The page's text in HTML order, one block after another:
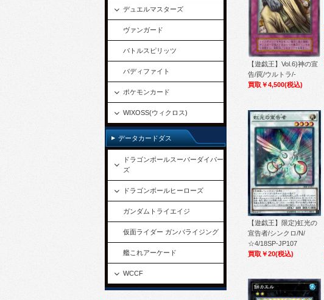
【遊戯王】Vol.6)神の宣
告/罠/ウルトラ/-
買取￥4,500(税込)
【遊戯王】限定)虹光の
宣告者/シンクロ/N/
☆4/18SP-JP107
買取￥20(税込)
デュエルマスターズ
ヴァンガード
バトルスピリッツ
バディファイト
ポケモンカード
WIXOSS(ウィクロス)
データカードダス
ドラゴンボールスーパーダイバー
ズ
ドラゴンボールヒーローズ
ガンダムトライエイジ
仮面ライダー ガンバライジング
艦これアーケード
WCCF